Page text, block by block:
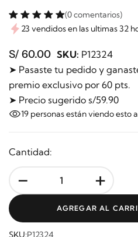
(0 comentarios)
23 vendidos en las ultimas 32
S/ 60.00 SKU: P12324
➤ Pasaste tu pedido y
premio exclusivo por 60 pts.
➤ Precio sugerido s/59.90
19 personas están viendo esto
Cantidad:
- +
AGREGAR AL
SKU:P12324